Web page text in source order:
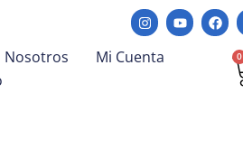
0
Nosotros
Mi Cuenta